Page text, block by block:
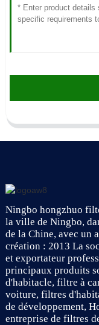
Ningbo hongzhuo
la ville de Ningbo,
de la Chine, avec un
création : 2013 La
et exportateur
principaux produits
d'habitacle, filtre à
voiture, filtres
de développement,
entreprise de filtres